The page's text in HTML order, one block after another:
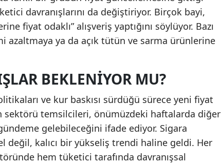
davranışlarını da değiştiriyor. Birçok bayi,
fiyat odaklı” alışveriş yaptığını söylüyor. Bazı
azaltmaya ya da açık tütün ve sarma ürünlerine
BEKLENIYOR MU?
ve kur baskısı sürdüğü sürece yeni fiyat
sektörü temsilcileri, önümüzdeki haftalarda diğer
gelebileceğini ifade ediyor. Sigara
değil, kalıcı bir yükseliş trendi haline geldi. Her
hem tüketici tarafında davranışsal